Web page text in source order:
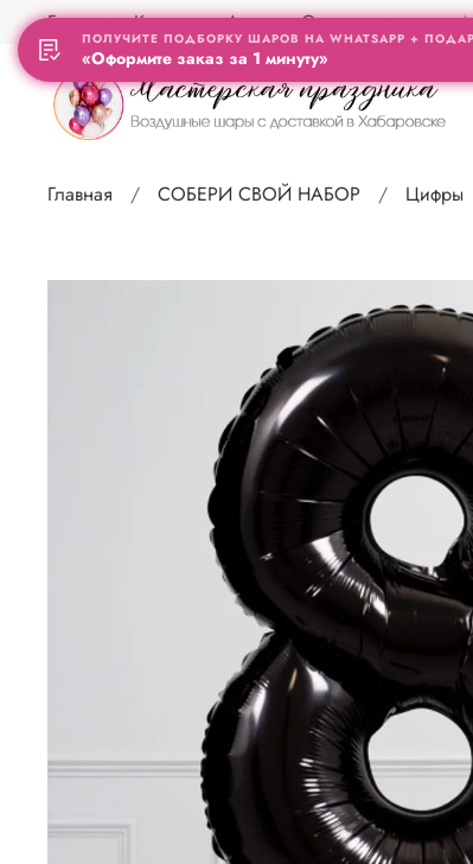
Главная Контакты Акции Отзывы
Главная СОБЕРИ СВОЙ НАБОР Цифры
ПОЛУЧИТЕ ПОДБОРКУ ШАРОВ НА WHATSAPP +
«Оформите заказ за 1 минуту»